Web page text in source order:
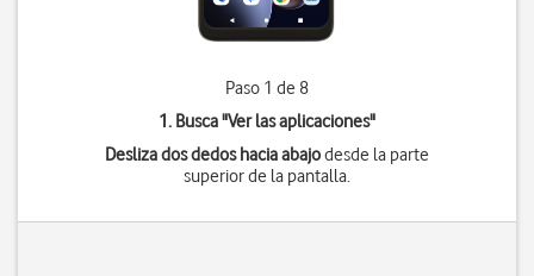
Paso 1 de 8
1. Busca "Ver las aplicaciones"
Desliza dos dedos hacia abajodesde la parte
superior de la pantalla.